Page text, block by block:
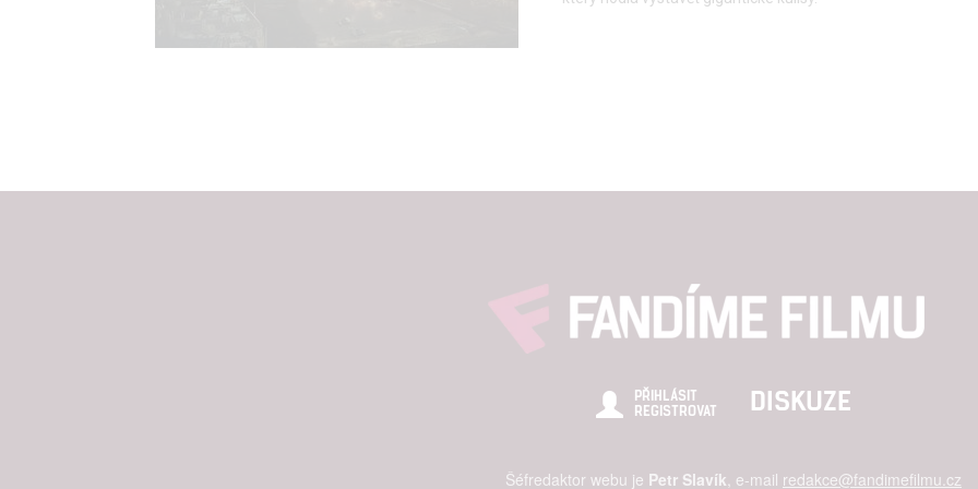
PŘIHLÁSIT
REGISTROVAT
DISKUZE
Šéfredaktor webu je Petr Slavík, e-mail redakce@fandimefilmu.cz